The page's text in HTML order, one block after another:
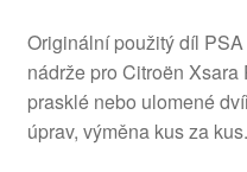
Originální použitý díl
nádrže pro Citroën
prasklé nebo ulomené
úprav, výměna kus za kus.